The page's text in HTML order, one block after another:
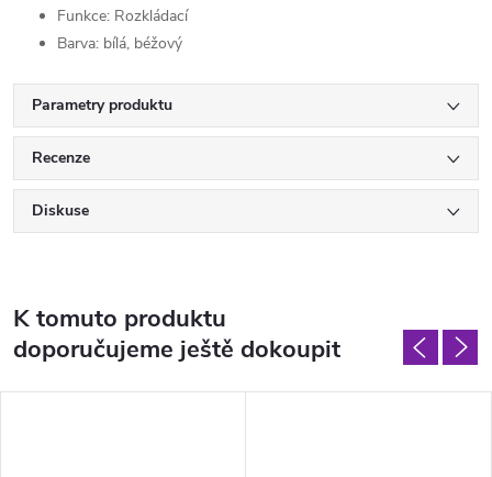
Funkce: Rozkládací
Barva: bílá, béžový
Parametry produktu
Recenze
Diskuse
K tomuto produktu
doporučujeme ještě dokoupit